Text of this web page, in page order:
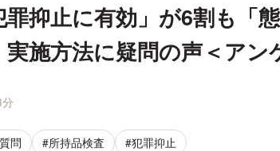
抑止に有効」が6割も「態
実施方法に疑問の声＜アン
問 #所持品検査 #犯罪抑止